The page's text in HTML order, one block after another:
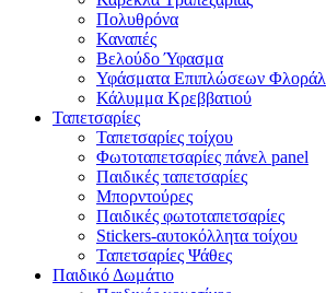
Πολυθρόνα
Καναπές
Βελούδο Ύφασμα
Υφάσματα Επιπλώσεων Φλοράλ
Κάλυμμα Κρεββατιού
Ταπετσαρίες
Ταπετσαρίες τοίχου
Φωτοταπετσαρίες πάνελ panel
Παιδικές ταπετσαρίες
Μπορντούρες
Παιδικές φωτοταπετσαρίες
Stickers-αυτοκόλλητα τοίχου
Ταπετσαρίες Ψάθες
Παιδικό Δωμάτιο